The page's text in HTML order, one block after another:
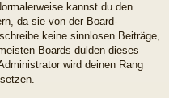
kannst du den
da sie von der Board-
keine sinnlosen Beiträge,
Boards dulden dieses
wird deinen Rang